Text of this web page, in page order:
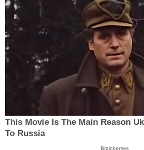
This Movie Is The Main Reason
To Russia
Brainberries